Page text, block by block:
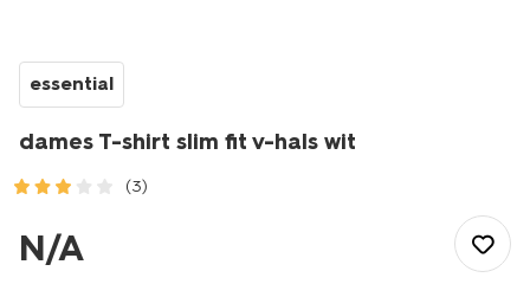
essential
dames T-shirt slim fit v-hals wit
(3)
tops/basics/dames-
t-
N/A